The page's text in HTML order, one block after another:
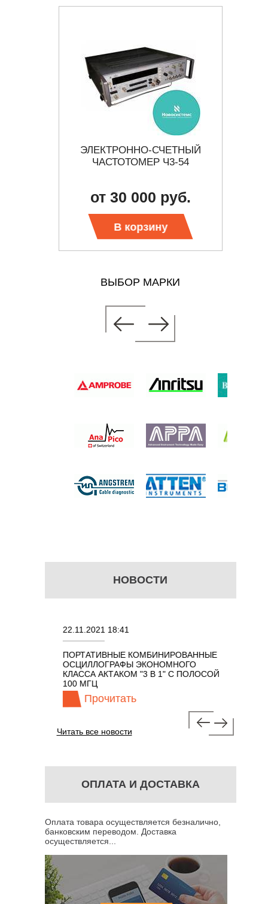
НОВОСТИ
22.11.2021 18:41
ПОРТАТИВНЫЕ КОМБИНИРОВАННЫЕ
ОСЦИЛЛОГРАФЫ ЭКОНОМНОГО
КЛАССА АКТАКОМ "3 В 1" С ПОЛОСОЙ
100 МГЦ
Прочитать
Читать все новости
ОПЛАТА И ДОСТАВКА
Оплата товара осуществляется безналично,
банковским переводом. Доставка
осуществляется...
ЭЛЕКТРОННО-СЧЕТНЫЙ
ЧАСТОТОМЕР Ч3-54
от 30 000 руб.
В корзину
ВЫБОР МАРКИ